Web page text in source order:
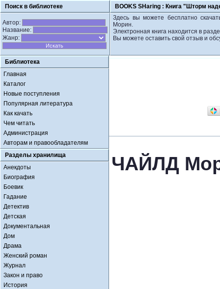
Поиск в библиотеке BOOKS SHaring : Книга "Шторм
Автор:
Название:
Жанр:
Здесь вы можете бесплатно
Морин.
Электронная книга находится в
Вы можете оставить свой отзыв и
Библиотека
Главная
Каталог
Новые поступления
Популярная литература
Как качать
Чем читать
Администрация
Авторам и правообладателям
Разделы хранилища
Анекдоты
Биография
Боевик
Гадание
Детектив
Детская
Документальная
Дом
Драма
Женский роман
Журнал
Закон и право
История
ЧАЙЛД